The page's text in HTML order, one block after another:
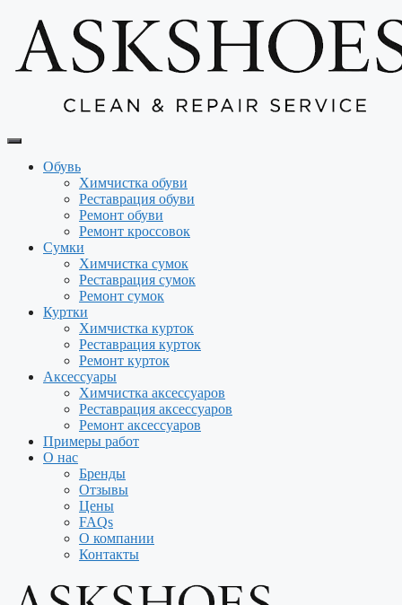
содержимому
Обувь
Химчистка обуви
Реставрация обуви
Ремонт обуви
Ремонт кроссовок
Сумки
Химчистка сумок
Реставрация сумок
Ремонт сумок
Куртки
Химчистка курток
Реставрация курток
Ремонт курток
Аксессуары
Химчистка аксессуаров
Реставрация аксессуаров
Ремонт аксессуаров
Примеры работ
О нас
Бренды
Отзывы
Цены
FAQs
О компании
Контакты